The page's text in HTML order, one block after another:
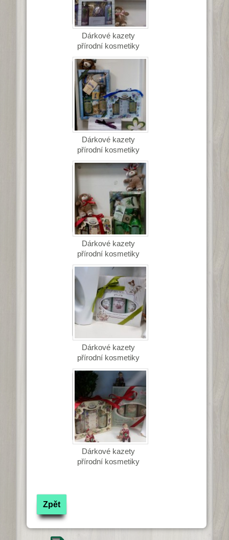
Dárkové kazety
přírodní kosmetiky
Dárkové kazety
přírodní kosmetiky
Dárkové kazety
přírodní kosmetiky
Dárkové kazety
přírodní kosmetiky
Dárkové kazety
přírodní kosmetiky
Zpět